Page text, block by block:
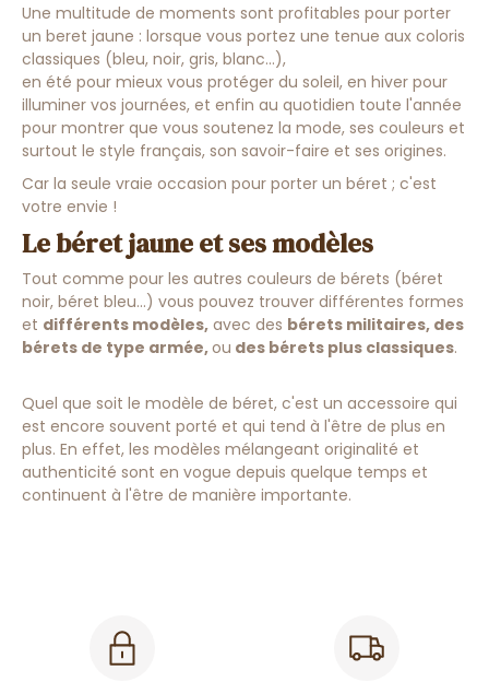
Une multitude de moments sont profitables pour porter
un beret jaune : lorsque vous portez une tenue aux coloris
classiques (bleu, noir, gris, blanc...),
en été pour mieux vous protéger du soleil, en hiver pour
illuminer vos journées, et enfin au quotidien toute l'année
pour montrer que vous soutenez la mode, ses couleurs et
surtout le style français, son savoir-faire et ses origines.
Car la seule vraie occasion pour porter un béret ; c'est
votre envie !
Le béret jaune et ses modèles
Tout comme pour les autres couleurs de bérets (béret
noir, béret bleu...) vous pouvez trouver différentes formes
et différents modèles, avec des bérets militaires, des
bérets de type armée,ou des bérets plus classiques.
Quel que soit le modèle de béret, c'est un accessoire qui
est encore souvent porté et qui tend à l'être de plus en
plus. En effet, les modèles mélangeant originalité et
authenticité sont en vogue depuis quelque temps et
continuent à l'être de manière importante.